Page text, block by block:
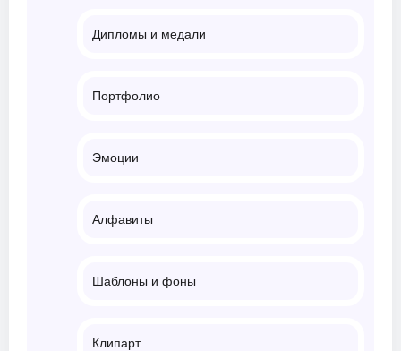
Дипломы и медали
Портфолио
Эмоции
Алфавиты
Шаблоны и фоны
Клипарт